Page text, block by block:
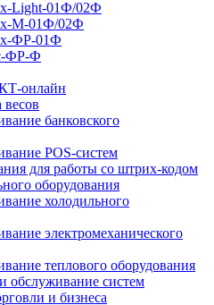
Light-01Ф/02Ф
М-01Ф/02Ф
ФР-01Ф
ФР-Ф
онлайн
банковского
POS-систем
для работы со штрих-кодом
оборудования
холодильного
электромеханического
теплового оборудования
обслуживание систем
и бизнеса